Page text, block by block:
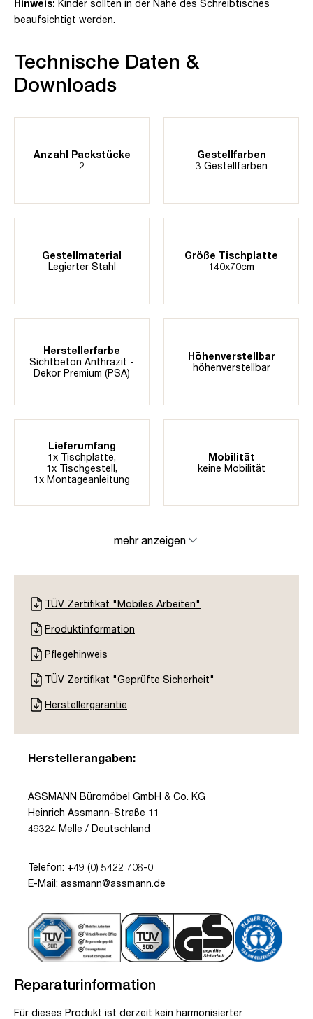
Hinweis: Kinder sollten in der Nähe des Schreibtisches
beaufsichtigt werden.
Technische Daten &
Downloads
Anzahl Packstücke
2
Gestellfarben
3 Gestellfarben
Gestellmaterial
Legierter Stahl
Größe Tischplatte
140x70cm
Herstellerfarbe
Sichtbeton Anthrazit -
Dekor Premium (PSA)
Höhenverstellbar
höhenverstellbar
Lieferumfang
1x Tischplatte,
1x Tischgestell,
1x Montageanleitung
Mobilität
keine Mobilität
mehr anzeigen
TÜV Zertifikat "Mobiles Arbeiten"
Produktinformation
Pflegehinweis
TÜV Zertifikat "Geprüfte Sicherheit"
Herstellergarantie
Herstellerangaben:
ASSMANN Büromöbel GmbH & Co. KG
Heinrich Assmann-Straße 11
49324 Melle / Deutschland
Telefon: +49 (0) 5422 706-0
E-Mail: assmann@assmann.de
Reparaturinformation
Für dieses Produkt ist derzeit kein harmonisierter